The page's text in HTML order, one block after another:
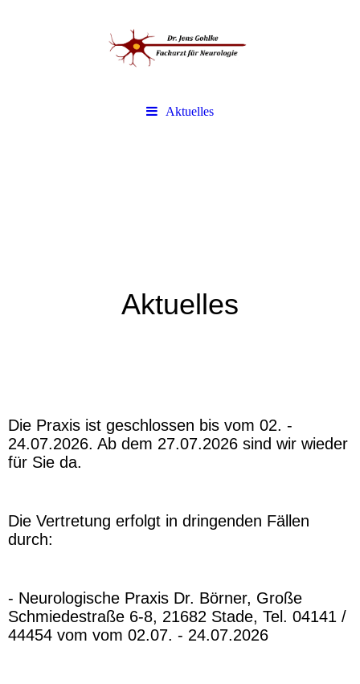
Aktuelles
Aktuelles
Die Praxis ist geschlossen bis vom 02. -
24.07.2026. Ab dem 27.07.2026 sind wir wieder
für Sie da.
Die Vertretung erfolgt in dringenden Fällen
durch:
- Neurologische Praxis Dr. Börner, Große
Schmiedestraße 6-8, 21682 Stade, Tel. 04141 /
44454 vom vom 02.07. - 24.07.2026